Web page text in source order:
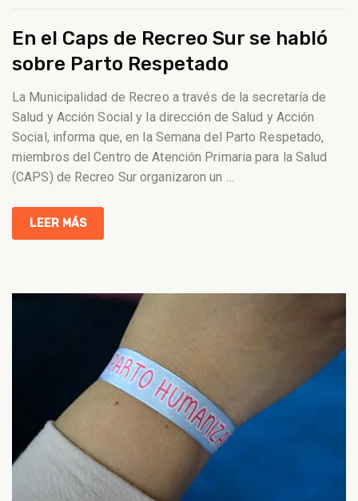
En el Caps de Recreo Sur se habló
sobre Parto Respetado
La Municipalidad de Recreo a través de la secretaría de
Salud y Acción Social y la dirección de Salud y Acción
Social, informa que, en la Semana del Parto Respetado,
miembros del Centro de Atención Primaria para la Salud
(CAPS) de Recreo Sur organizaron un …
LEER MÁS